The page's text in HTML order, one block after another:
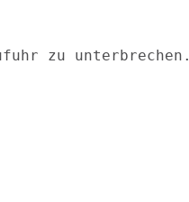
zu unterbrechen.